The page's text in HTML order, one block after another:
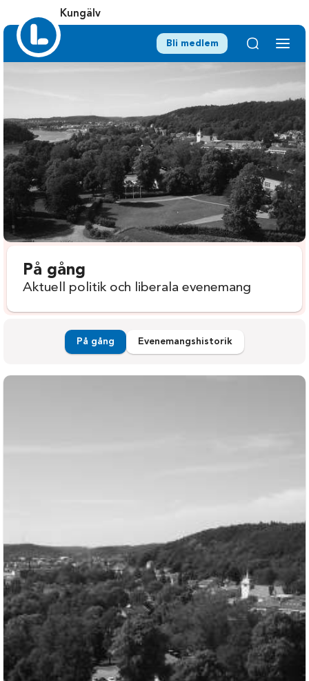
Kungälv
Bli medlem
På gång
Aktuell politik och liberala evenemang
På gång Evenemangshistorik